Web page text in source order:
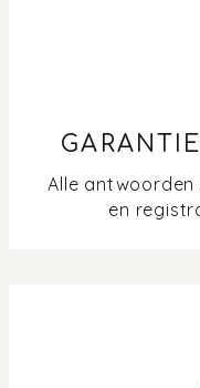
Is het mogelijk om
aansluiting?
Waarom kan ik niet
hoogste stand zetten?
Hoe (de)activeer ik
Alle
en